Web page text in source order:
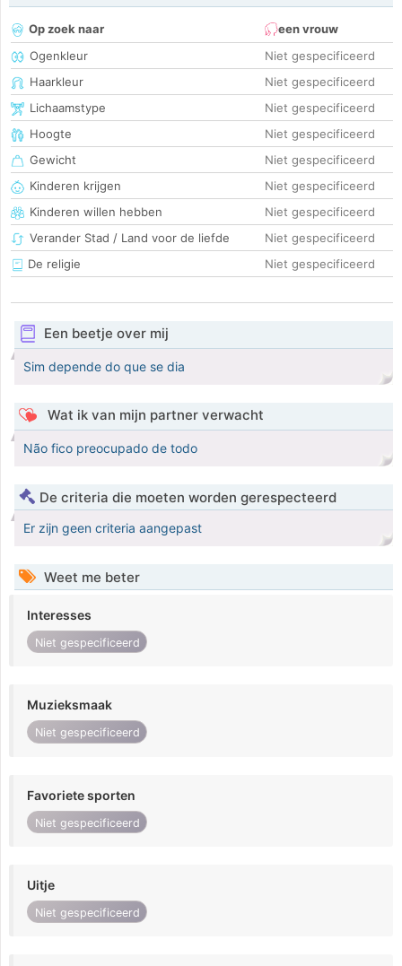
Op zoek naar
een vrouw
Ogenkleur
Niet gespecificeerd
Haarkleur
Niet gespecificeerd
Lichaamstype
Niet gespecificeerd
Hoogte
Niet gespecificeerd
Gewicht
Niet gespecificeerd
Kinderen krijgen
Niet gespecificeerd
Kinderen willen hebben
Niet gespecificeerd
Verander Stad / Land voor de liefde
Niet gespecificeerd
De religie
Niet gespecificeerd
Een beetje over mij
Sim depende do que se dia
Wat ik van mijn partner verwacht
Não fico preocupado de todo
De criteria die moeten worden gerespecteerd
Er zijn geen criteria aangepast
Weet me beter
Interesses
Niet gespecificeerd
Muzieksmaak
Niet gespecificeerd
Favoriete sporten
Niet gespecificeerd
Uitje
Niet gespecificeerd